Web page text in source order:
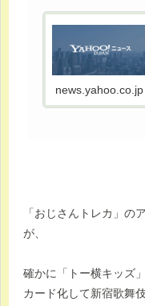
news.yahoo.co.jp
「おじさんトレカ」の
が、
確かに「トー横キッズ
カード化して新宿歌舞